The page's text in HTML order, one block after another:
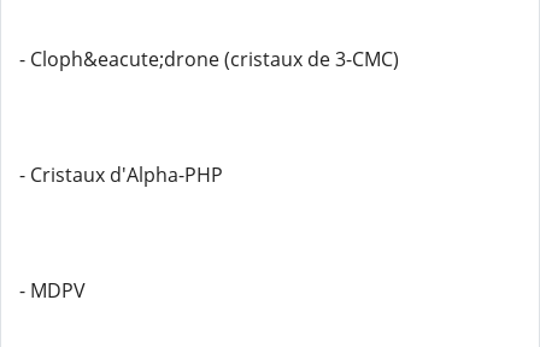
- Cloph&eacute;drone (cristaux de 3-CMC)
- Cristaux d'Alpha-PHP
- MDPV